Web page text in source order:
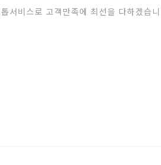
서비스로 고객만족에 최선을 다하겠습